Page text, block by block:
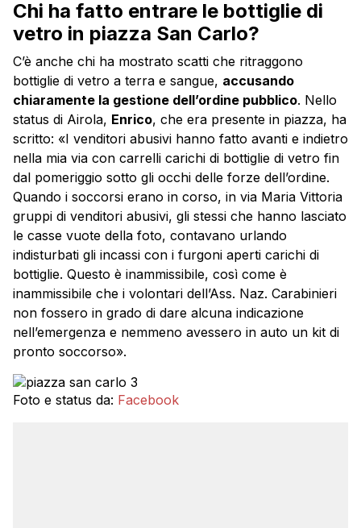
Chi ha fatto entrare le bottiglie di
vetro in piazza San Carlo?
C’è anche chi ha mostrato scatti che ritraggono
bottiglie di vetro a terra e sangue, accusando
chiaramente la gestione dell’ordine pubblico. Nello
status di Airola, Enrico, che era presente in piazza, ha
scritto: «I venditori abusivi hanno fatto avanti e indietro
nella mia via con carrelli carichi di bottiglie di vetro fin
dal pomeriggio sotto gli occhi delle forze dell’ordine.
Quando i soccorsi erano in corso, in via Maria Vittoria
gruppi di venditori abusivi, gli stessi che hanno lasciato
le casse vuote della foto, contavano urlando
indisturbati gli incassi con i furgoni aperti carichi di
bottiglie. Questo è inammissibile, così come è
inammissibile che i volontari dell’Ass. Naz. Carabinieri
non fossero in grado di dare alcuna indicazione
nell’emergenza e nemmeno avessero in auto un kit di
pronto soccorso».
Foto e status da: Facebook